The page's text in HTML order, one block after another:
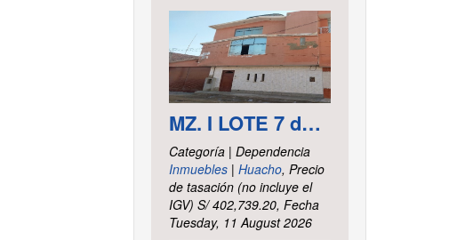
MZ. I LOTE 7 del asentamiento Humano las Delicias – Paramonga – Barranca – Lima
Categoría | Dependencia
Inmuebles| Huacho, Precio
de tasación (no incluye el
IGV) S/ 402,739.20, Fecha
Tuesday, 11 August 2026